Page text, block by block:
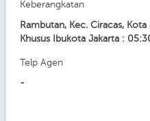
Keberangkatan
Rambutan, Kec. Ciracas,
Khusus Ibukota Jakarta :
Telp Agen
-